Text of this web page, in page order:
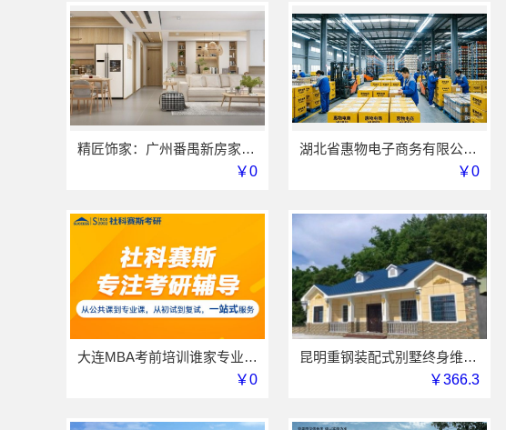
精匠饰家：广州番禺新房家装报价参考
￥0
湖北省惠物电子商务有限公司小型生鲜食品代理商价格
￥0
大连MBA考前培训谁家专业 社科赛斯考研服务人才伴您成长
￥0
昆明重钢装配式别墅终身维保，云南晟构建筑建材有限公司维保
￥366.3